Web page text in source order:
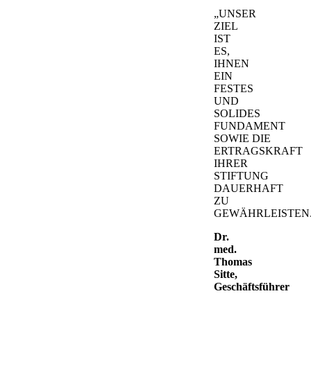
„UNSER
ZIEL
IST
ES,
IHNEN
EIN
FESTES
UND
SOLIDES
FUNDAMENT
SOWIE DIE
ERTRAGSKRAFT
IHRER
STIFTUNG
DAUERHAFT
ZU
Dr.
med.
Thomas
Sitte,
Geschäftsführer